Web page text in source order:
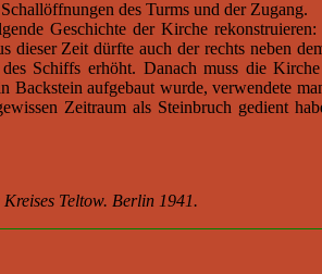
des Turms und der Zugang.
Geschichte der Kirche
dieser Zeit dürfte auch der rechts neben
Schiffs erhöht. Danach muss die
Backstein aufgebaut wurde, verwendete
Zeitraum als Steinbruch gedient
Teltow. Berlin 1941.